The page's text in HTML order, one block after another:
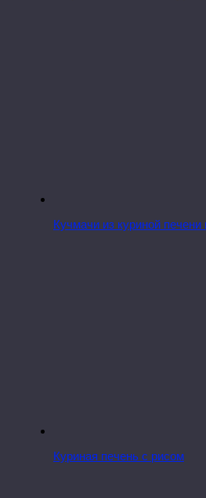
Кучмачи из куриной
Куриная печень с рисом